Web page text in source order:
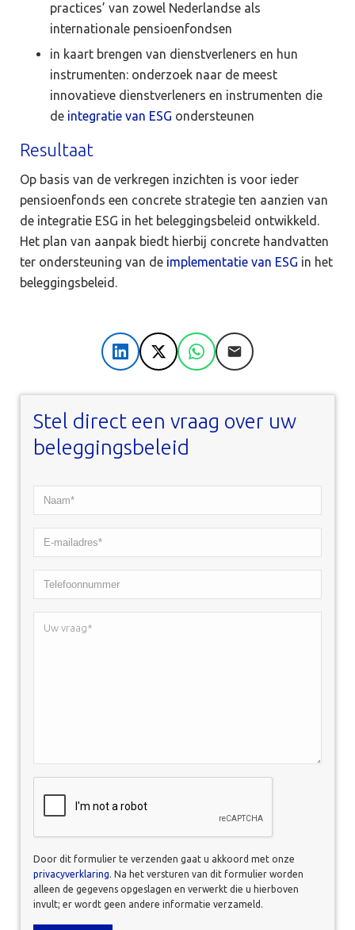
practices’ van zowel Nederlandse als
internationale pensioenfondsen
in kaart brengen van dienstverleners en hun
instrumenten: onderzoek naar de meest
innovatieve dienstverleners en instrumenten die
de integratie van ESG ondersteunen
Resultaat
Op basis van de verkregen inzichten is voor ieder
pensioenfonds een concrete strategie ten aanzien van
de integratie ESG in het beleggingsbeleid ontwikkeld.
Het plan van aanpak biedt hierbij concrete handvatten
ter ondersteuning van de implementatie van ESG in het
beleggingsbeleid.
LinkedIn
X WhatsApp
E-mail
Stel direct een vraag over uw
beleggingsbeleid
Naam*
*
E-
mailadres*
Telefoonnummer
Uw
Door dit formulier te verzenden gaat u akkoord met onze
privacyverklaring. Na het versturen van dit formulier worden
alleen de gegevens opgeslagen en verwerkt die u hierboven
invult; er wordt geen andere informatie verzameld.